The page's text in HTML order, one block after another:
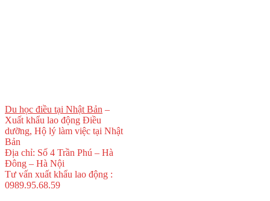
Du học điều tại Nhật Bản –
Xuất khẩu lao động Điều
dưỡng, Hộ lý làm việc tại Nhật
Bản
Địa chỉ: Số 4 Trần Phú – Hà
Đông – Hà Nội
Tư vấn xuất khẩu lao động :
0989.95.68.59